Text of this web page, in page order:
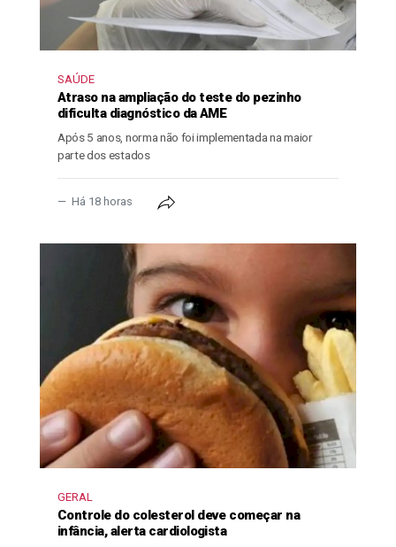
SAÚDE
Atraso na ampliação do teste do pezinho
dificulta diagnóstico da AME
Após 5 anos, norma não foi implementada na maior
parte dos estados
Há 18 horas
GERAL
Controle do colesterol deve começar na
infância, alerta cardiologista